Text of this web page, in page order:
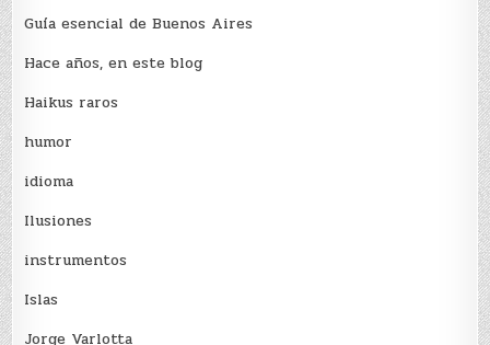
Guía esencial de Buenos Aires
Hace años, en este blog
Haikus raros
humor
idioma
Ilusiones
instrumentos
Islas
Jorge Varlotta